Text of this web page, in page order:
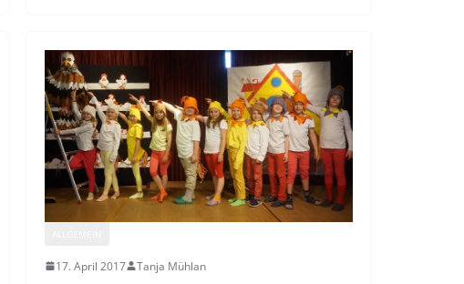
17. April 2017 Tanja Mühlan